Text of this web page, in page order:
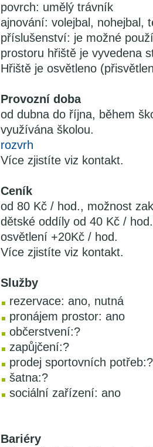
povrch: umělý trávník
ajnování: volejbal, nohejbal,
příslušenství: je možné
prostoru hřiště je vyvedena
Hřiště je osvětleno
Provozní doba
od dubna do října, během
využívána školou.
rozvrh
Více zjistíte viz kontakt.
Ceník
od 80 Kč / hod., možnost
dětské oddíly od 40 Kč / hod.
osvětlení +20Kč / hod.
Více zjistíte viz kontakt.
Služby
rezervace: ano, nutná
pronájem prostor: ano
občerstvení:?
zapůjčení:?
prodej sportovních potřeb:?
šatna:?
sociální zařízení: ano
Bariéry